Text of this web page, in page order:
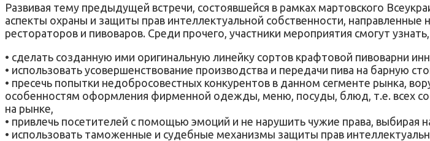
Развивая тему предыдущей встречи, состоявшейся в рамках мартовского
аспекты охраны и защиты прав интеллектуальной собственности,
рестораторов и пивоваров. Среди прочего, участники мероприятия смогут узнать,
• сделать созданную ими оригинальную линейку сортов крафтовой пивоварни
• использовать усовершенствование производства и передачи пива на барную
• пресечь попытки недобросовестных конкурентов в данном сегменте рынка,
особенностям оформления фирменной одежды, меню, посуды, блюд, т.е. всех
на рынке,
• привлечь посетителей с помощью эмоций и не нарушить чужие права, выбирая
• использовать таможенные и судебные механизмы защиты прав